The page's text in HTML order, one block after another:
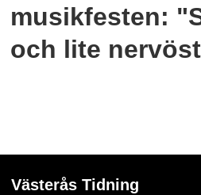
musikfesten:
och lite
Västerås Tidning